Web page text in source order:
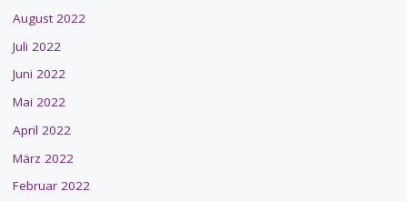
August 2022
Juli 2022
Juni 2022
Mai 2022
April 2022
März 2022
Februar 2022